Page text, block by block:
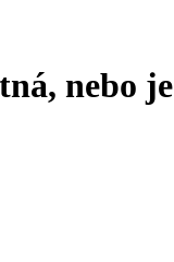
nebo je